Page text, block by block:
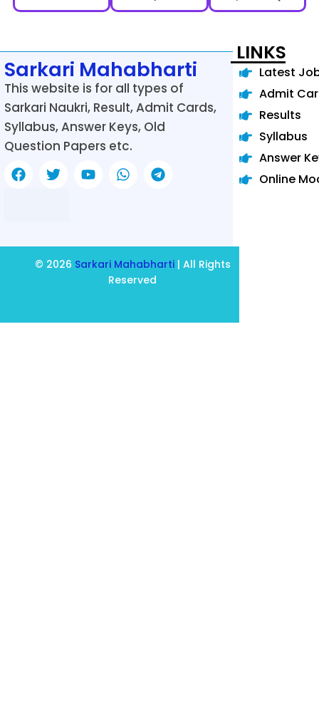
Sarkari Mahabharti
This website is for all types of
Sarkari Naukri, Result, Admit Cards,
Syllabus, Answer Keys, Old
Question Papers etc.
LINKS
Latest
Admit
Results
Syllabus
Answer
Online
© 2026 Sarkari Mahabharti| All Rights
Reserved